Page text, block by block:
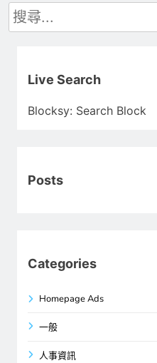
搜
尋
Live Search
Blocksy: Search Block
Posts
Categories
Homepage Ads
一般
人事資訊